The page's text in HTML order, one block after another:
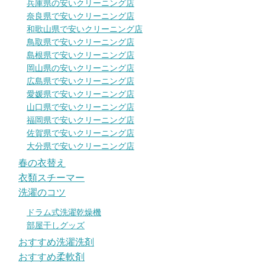
兵庫県の安いクリーニング店
奈良県で安いクリーニング店
和歌山県で安いクリーニング店
鳥取県で安いクリーニング店
島根県で安いクリーニング店
岡山県の安いクリーニング店
広島県で安いクリーニング店
愛媛県で安いクリーニング店
山口県で安いクリーニング店
福岡県で安いクリーニング店
佐賀県で安いクリーニング店
大分県で安いクリーニング店
春の衣替え
衣類スチーマー
洗濯のコツ
ドラム式洗濯乾燥機
部屋干しグッズ
おすすめ洗濯洗剤
おすすめ柔軟剤